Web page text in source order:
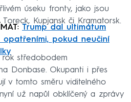
úseku fronty, jako jsou
Toreck, Kupjansk či Kramatorsk.
Trump dal ultimátum
opatřeními, pokud neučiní
rok středobodem
Donbase. Okupanti i přes
v tomto směru viditelného
už napůl obklíčený a zprávy